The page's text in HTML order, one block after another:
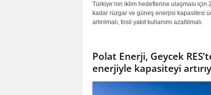
Türkiye’nin iklim hedeflerine ulaşması için
kadar rüzgar ve güneş enerjisi kapasitesi
artırılmalı, fosil yakıt kullanımı azaltılmalı.
Polat Enerji, Geycek
enerjiyle kapasiteyi